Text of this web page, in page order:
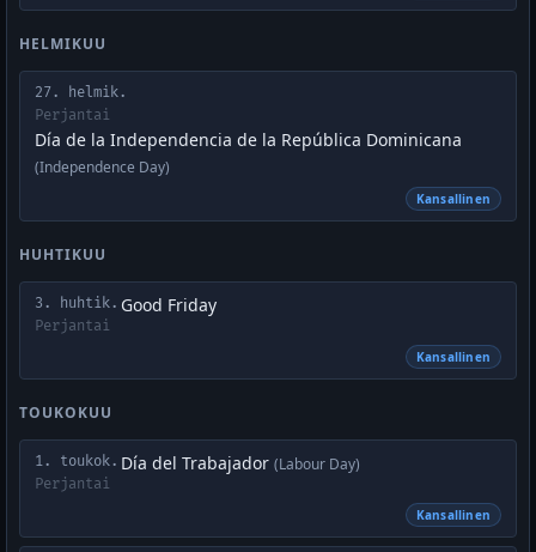
HELMIKUU
27. helmik.
Perjantai
Día de la Independencia de la República Dominicana
(Independence Day)
Kansallinen
HUHTIKUU
3. huhtik.
Perjantai
Good Friday
Kansallinen
TOUKOKUU
1. toukok.
Perjantai
Día del Trabajador (Labour Day)
Kansallinen